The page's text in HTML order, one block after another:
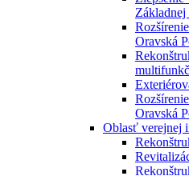
Oravská
Oravská
Oblasť verejnej